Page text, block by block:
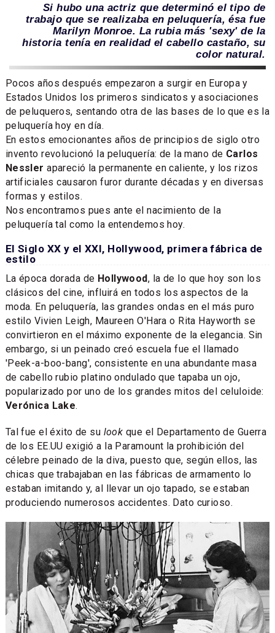
Si hubo una actriz que determinó el tipo de
trabajo que se realizaba en peluquería, ésa fue
Marilyn Monroe. La rubia más 'sexy' de la
historia tenía en realidad el cabello castaño, su
color natural.
Pocos años después empezaron a surgir en Europa y
Estados Unidos los primeros sindicatos y asociaciones
de peluqueros, sentando otra de las bases de lo que es la
peluquería hoy en día.
En estos emocionantes años de principios de siglo otro
invento revolucionó la peluquería: de la mano de Carlos
Nessler apareció la permanente en caliente, y los rizos
artificiales causaron furor durante décadas y en diversas
formas y estilos.
Nos encontramos pues ante el nacimiento de la
peluquería tal como la entendemos hoy.
El Siglo XX y el XXI, Hollywood, primera fábrica de
estilo
La época dorada de Hollywood, la de lo que hoy son los
clásicos del cine, influirá en todos los aspectos de la
moda. En peluquería, las grandes ondas en el más puro
estilo Vivien Leigh, Maureen O'Hara o Rita Hayworth se
convirtieron en el máximo exponente de la elegancia. Sin
embargo, si un peinado creó escuela fue el llamado
'Peek-a-boo-bang', consistente en una abundante masa
de cabello rubio platino ondulado que tapaba un ojo,
popularizado por uno de los grandes mitos del celuloide:
Verónica Lake.
Tal fue el éxito de su look que el Departamento de Guerra
de los EE.UU exigió a la Paramount la prohibición del
célebre peinado de la diva, puesto que, según ellos, las
chicas que trabajaban en las fábricas de armamento lo
estaban imitando y, al llevar un ojo tapado, se estaban
produciendo numerosos accidentes. Dato curioso.